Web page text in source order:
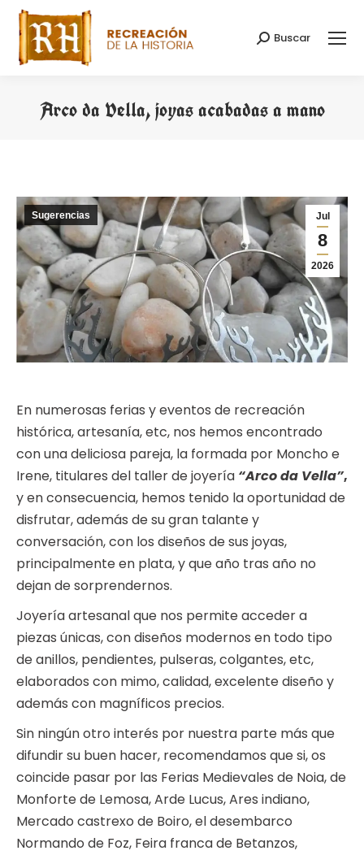
Buscar:
Buscar
Arco da Vella, joyas acabadas a mano
Jul
8
2026
Sugerencias
En numerosas ferias y eventos de recreación
histórica, artesanía, etc, nos hemos encontrado
con una deliciosa pareja, la formada por Moncho e
Irene, titulares del taller de joyería “Arco da Vella”,
y en consecuencia, hemos tenido la oportunidad de
disfrutar, además de su gran talante y
conversación, con los diseños de sus joyas,
principalmente en plata, y que año tras año no
dejan de sorprendernos.
Joyería artesanal que nos permite acceder a
piezas únicas, con diseños modernos en todo tipo
de anillos, pendientes, pulseras, colgantes, etc,
elaborados con mimo, calidad, excelente diseño y
además con magníficos precios.
Sin ningún otro interés por nuestra parte más que
difundir su buen hacer, recomendamos que si, os
coincide pasar por las Ferias Medievales de Noia, de
Monforte de Lemosa, Arde Lucus, Ares indiano,
Mercado castrexo de Boiro, el desembarco
Normando de Foz, Feira franca de Betanzos,